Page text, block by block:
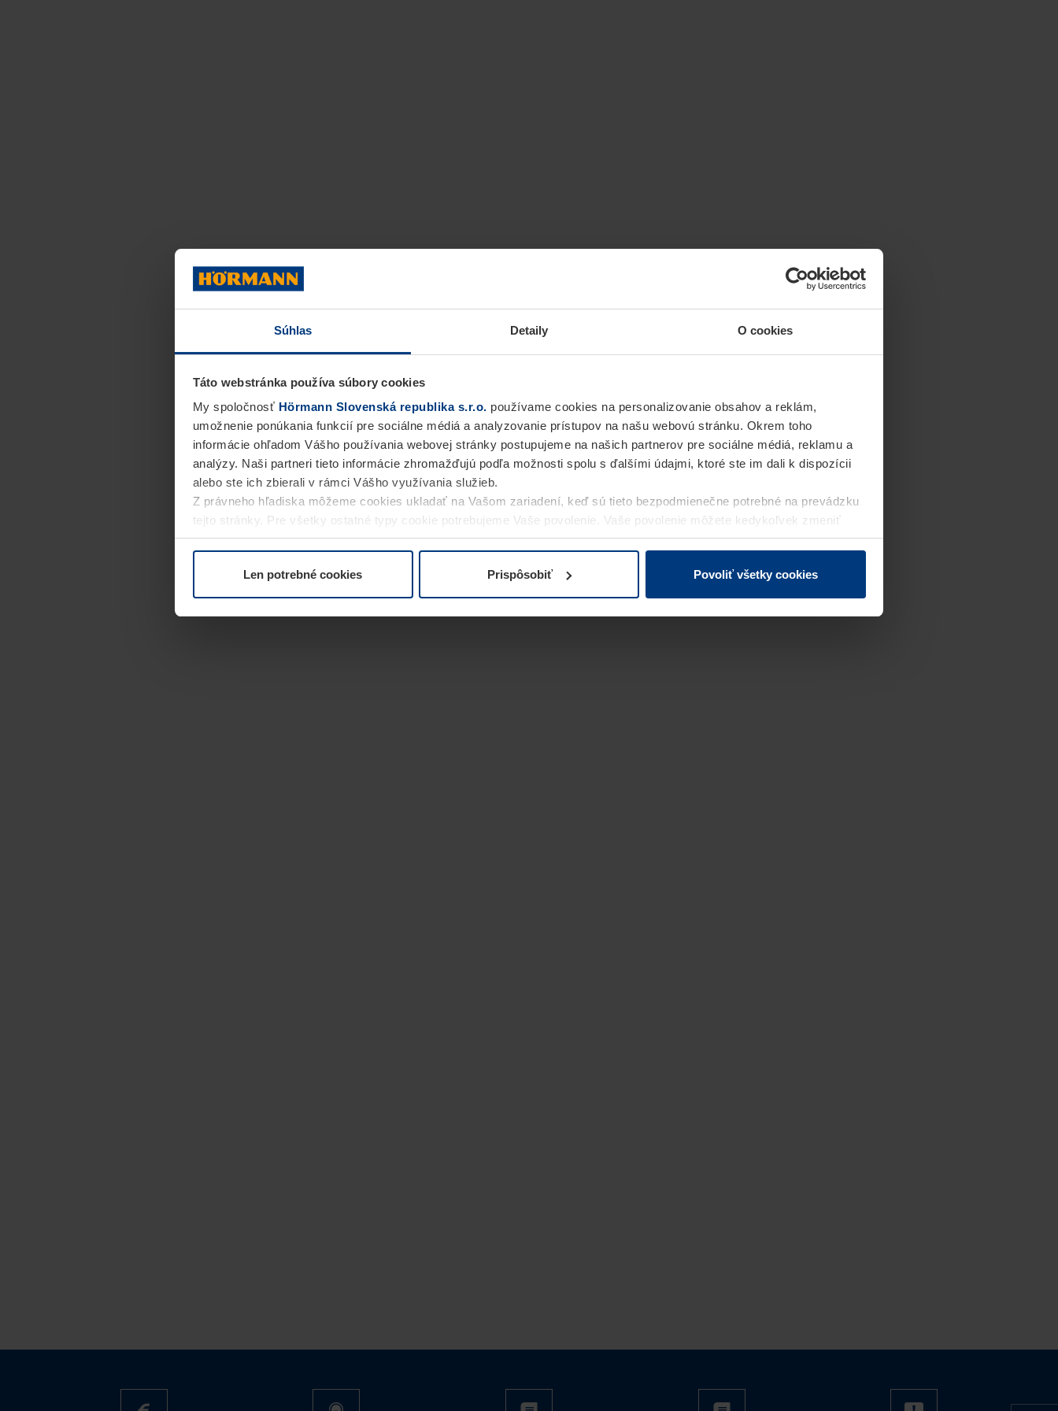
Súhlas Detaily O cookies
Táto webstránka používa súbory cookies
My spoločnosť Hörmann Slovenská republika s.r.o. používame cookies na personalizovanie obsahov a reklám,
umožnenie ponúkania funkcií pre sociálne médiá a analyzovanie prístupov na našu webovú stránku. Okrem toho
informácie ohľadom Vášho používania webovej stránky postupujeme na našich partnerov pre sociálne médiá, reklamu a
analýzy. Naši partneri tieto informácie zhromažďujú podľa možnosti spolu s ďalšími údajmi, ktoré ste im dali k dispozícii
alebo ste ich zbierali v rámci Vášho využívania služieb.
Z právneho hľadiska môžeme cookies ukladať na Vašom zariadení, keď sú tieto bezpodmienečne potrebné na prevádzku
tejto stránky. Pre všetky ostatné typy cookie potrebujeme Vaše povolenie. Vaše povolenie môžete kedykoľvek zmeniť
alebo odvolať vo vysvetlení cookie na stránkeVyhlásenie o ochrane osobných údajovnašej webovej stránky.
Len potrebné cookies Prispôsobiť Povoliť všetky cookies